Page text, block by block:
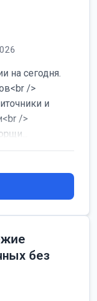
на сегодня.
/>
и
/>
без